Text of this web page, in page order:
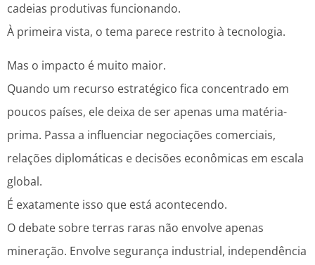
cadeias produtivas funcionando.
À primeira vista, o tema parece restrito à tecnologia.
Mas o impacto é muito maior.
Quando um recurso estratégico fica concentrado em
poucos países, ele deixa de ser apenas uma matéria-
prima. Passa a influenciar negociações comerciais,
relações diplomáticas e decisões econômicas em escala
global.
É exatamente isso que está acontecendo.
O debate sobre terras raras não envolve apenas
mineração. Envolve segurança industrial, independência